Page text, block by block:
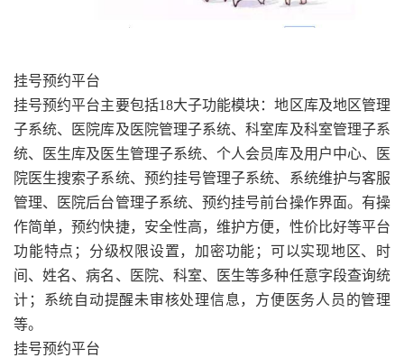
挂号预约平台
挂号预约平台主要包括18大子功能模块：地区库及地区管理
子系统、医院库及医院管理子系统、科室库及科室管理子系
统、医生库及医生管理子系统、个人会员库及用户中心、医
院医生搜索子系统、预约挂号管理子系统、系统维护与客服
管理、医院后台管理子系统、预约挂号前台操作界面。有操
作简单，预约快捷，安全性高，维护方便，性价比好等平台
功能特点；分级权限设置，加密功能；可以实现地区、时
间、姓名、病名、医院、科室、医生等多种任意字段查询统
计；系统自动提醒未审核处理信息，方便医务人员的管理
等。
挂号预约平台